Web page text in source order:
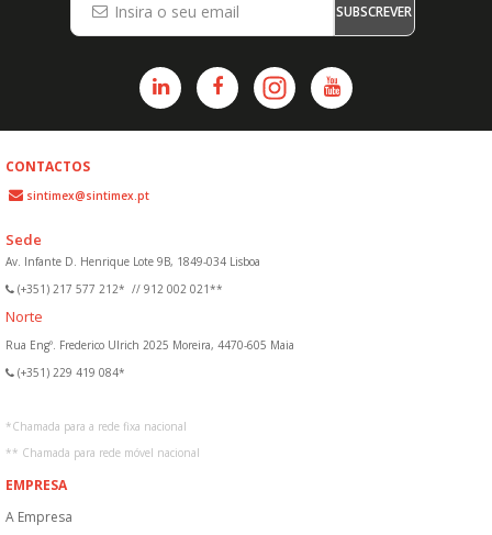
SUBSCREVER
CONTACTOS
sintimex@sintimex.pt
Sede
Av. Infante D. Henrique Lote 9B, 1849-034 Lisboa
(+351) 217 577 212* // 912 002 021**
Norte
Rua Engº. Frederico Ulrich 2025 Moreira, 4470-605 Maia
(+351) 229 419 084*
*Chamada para a rede fixa nacional
** Chamada para rede móvel nacional
EMPRESA
A Empresa